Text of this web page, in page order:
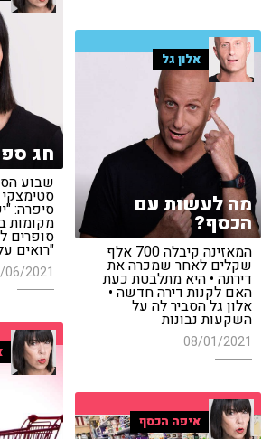
חג
שבוע
סטימצקי
מקומות
סופרים
"רואים
06/2021
אלון גל
מה לעשות עם
הכסף?
המאזינה קיבלה 700 אלף
שקלים לאחר שמכרה את
דירתה • היא מתלבטת כעת
האם לקנות דירה חדשה •
אלון גל הסביר לה על
השקעות נבונות
08/01/2021
איפה הכסף